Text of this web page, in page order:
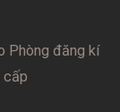
Phòng đăng kí
cấp